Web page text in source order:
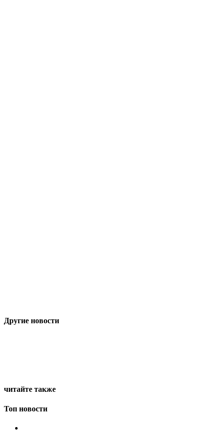
Другие новости
читайте также
Топ новости